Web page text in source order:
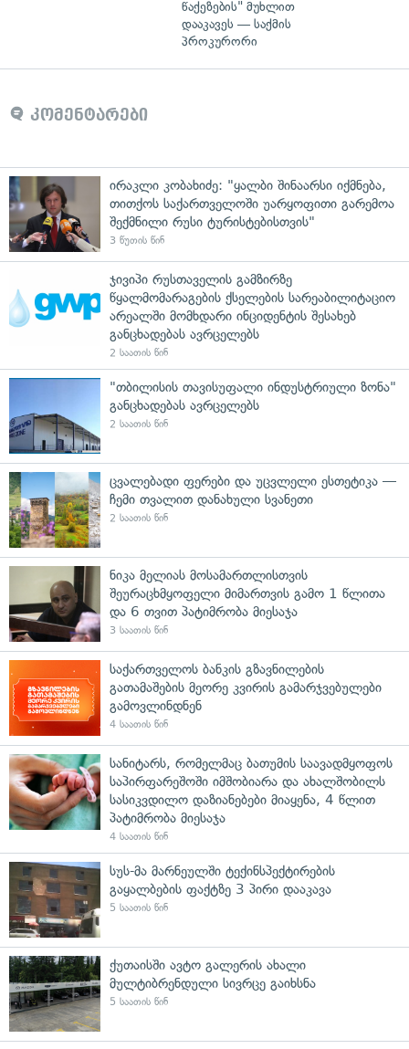
წაქეზების" მუხლით
დააკავეს — საქმის
პროკურორი
კომენტარები
ირაკლი კობახიძე: "ყალბი შინაარსი იქმნება,
თითქოს საქართველოში უარყოფითი გარემოა
შექმნილი რუსი ტურისტებისთვის"
3 წუთის წინ
ჯივიპი რუსთაველის გამზირზე
წყალმომარაგების ქსელების სარეაბილიტაციო
არეალში მომხდარი ინციდენტის შესახებ
განცხადებას ავრცელებს
2 საათის წინ
"თბილისის თავისუფალი ინდუსტრიული ზონა"
განცხადებას ავრცელებს
2 საათის წინ
ცვალებადი ფერები და უცვლელი ესთეტიკა —
ჩემი თვალით დანახული სვანეთი
2 საათის წინ
ნიკა მელიას მოსამართლისთვის
შეურაცხმყოფელი მიმართვის გამო 1 წლითა
და 6 თვით პატიმრობა მიესაჯა
3 საათის წინ
საქართველოს ბანკის გზავნილების
გათამაშების მეორე კვირის გამარჯვებულები
გამოვლინდნენ
4 საათის წინ
სანიტარს, რომელმაც ბათუმის საავადმყოფოს
საპირფარეშოში იმშობიარა და ახალშობილს
სასიკვდილო დაზიანებები მიაყენა, 4 წლით
პატიმრობა მიესაჯა
4 საათის წინ
სუს-მა მარნეულში ტექინსპექტირების
გაყალბების ფაქტზე 3 პირი დააკავა
5 საათის წინ
ქუთაისში ავტო გალერის ახალი
მულტიბრენდული სივრცე გაიხსნა
5 საათის წინ